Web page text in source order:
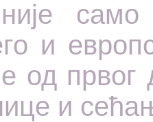
само
и
од
и